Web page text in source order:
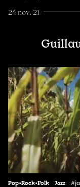
24 nov. 21
Pop•Rock•Folk Jazz